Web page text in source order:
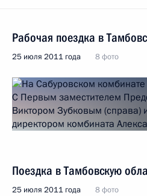
Рабочая поездка в
25 июля 2011 года 8 фото
Поездка в Тамбовскую
25 июля 2011 года 8 фото